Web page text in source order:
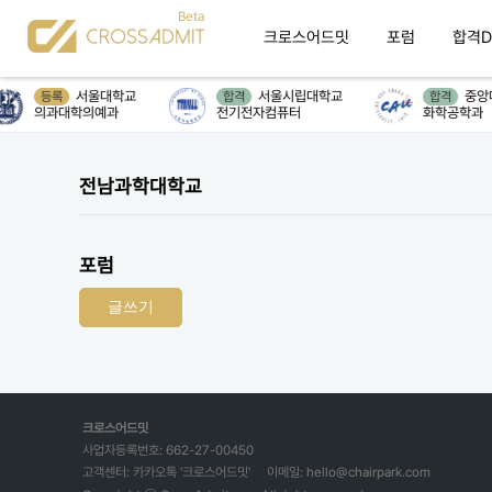
크로스어드밋 포럼 합격
등록
서울대학교
의과대학의예과
합격
서울시립대학교
전기전자컴퓨터
합격
중앙
화학공학과
전남과학대학교
포럼
글쓰기
크로스어드밋
사업자등록번호: 662-27-00450
고객센터: 카카오톡 '크로스어드밋'
이메일: hello@chairpark.com